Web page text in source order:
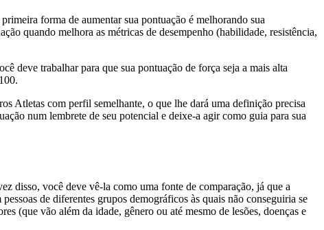
forma de aumentar sua pontuação é melhorando sua
quando melhora as métricas de desempenho (habilidade, resistência,
deve trabalhar para que sua pontuação de força seja a mais alta
Atletas com perfil semelhante, o que lhe dará uma definição precisa
num lembrete de seu potencial e deixe-a agir como guia para sua
disso, você deve vê-la como uma fonte de comparação, já que a
de diferentes grupos demográficos às quais não conseguiria se
(que vão além da idade, gênero ou até mesmo de lesões, doenças e